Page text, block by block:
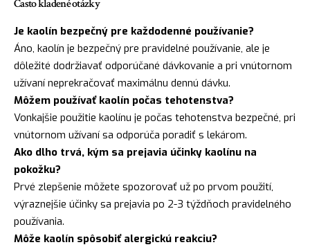
Často kladené otázky
Je kaolín bezpečný pre každodenné používanie?
Áno, kaolín je bezpečný pre pravidelné používanie, ale je
dôležité dodržiavať odporúčané dávkovanie a pri vnútornom
užívaní neprekračovať maximálnu dennú dávku.
Môžem používať kaolín počas tehotenstva?
Vonkajšie použitie kaolínu je počas tehotenstva bezpečné, pri
vnútornom užívaní sa odporúča poradiť s lekárom.
Ako dlho trvá, kým sa prejavia účinky kaolínu na
pokožku?
Prvé zlepšenie môžete spozorovať už po prvom použití,
výraznejšie účinky sa prejavia po 2-3 týždňoch pravidelného
používania.
Môže kaolín spôsobiť alergickú reakciu?